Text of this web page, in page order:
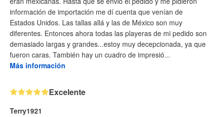
información de importación me dí cuenta que venían de
Estados Unidos. Las tallas allá y las de México son muy
diferentes. Entonces ahora todas las playeras de mi pedido son
demasiado largas y grandes...estoy muy decepcionada, ya que
fueron caras. También hay un cuadro de impresió...
Más información
Excelente
Terry1921